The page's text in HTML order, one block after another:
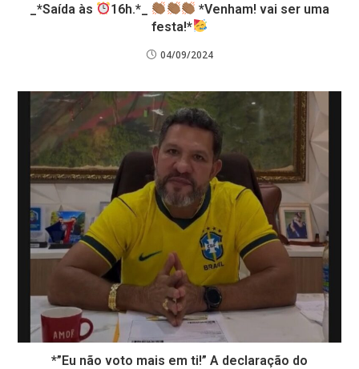
_*Saída às
16h.*_
*Venham! vai ser uma
festa!*
04/09/2024
*”Eu não voto mais em ti!” A declaração do